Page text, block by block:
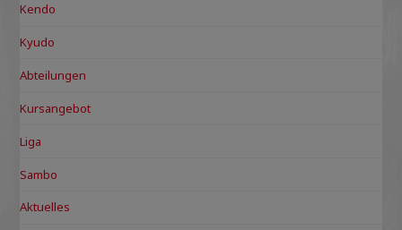
Kendo
Kyudo
Abteilungen
Kursangebot
Liga
Sambo
Aktuelles